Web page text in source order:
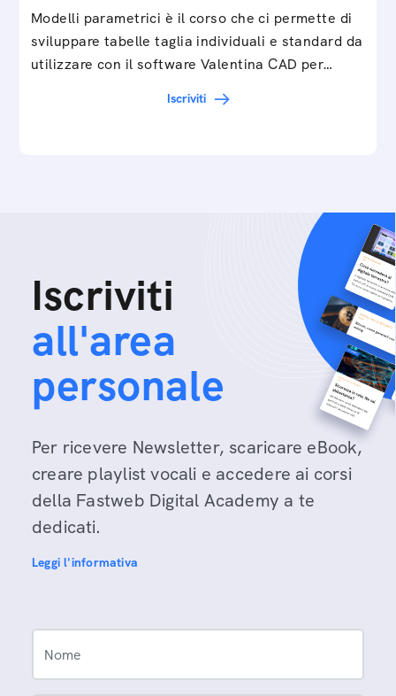
Modelli parametrici è il corso che ci permette di
sviluppare tabelle taglia individuali e standard da
utilizzare con il software Valentina CAD per…
Iscriviti
Iscriviti
all'area
personale
Per ricevere Newsletter, scaricare eBook,
creare playlist vocali e accedere ai corsi
della Fastweb Digital Academy a te
dedicati.
Leggi l'informativa
Nome